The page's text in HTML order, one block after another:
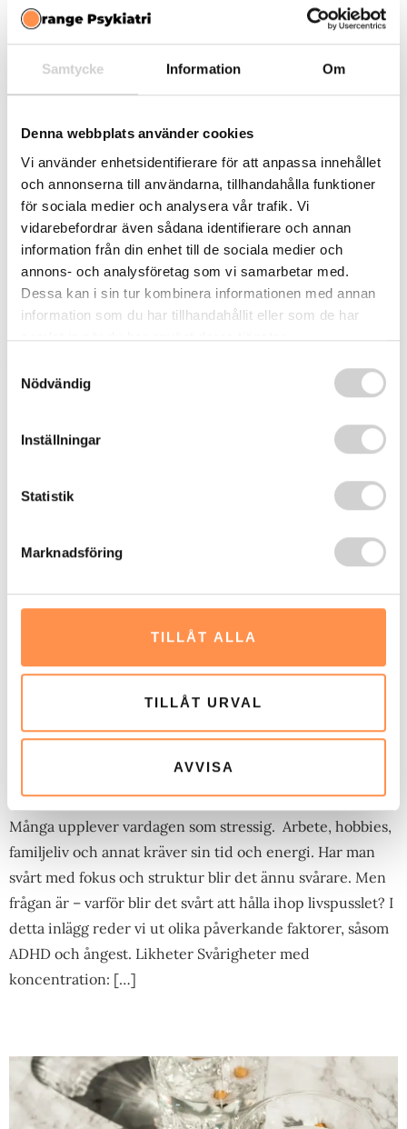
Samtycke Information Om
Denna webbplats använder cookies
Vi använder enhetsidentifierare för att anpassa innehållet
och annonserna till användarna, tillhandahålla funktioner
för sociala medier och analysera vår trafik. Vi
vidarebefordrar även sådana identifierare och annan
information från din enhet till de sociala medier och
annons- och analysföretag som vi samarbetar med.
Dessa kan i sin tur kombinera informationen med annan
information som du har tillhandahållit eller som de har
samlat in när du har använt deras tjänster.
Nödvändig
Inställningar
Statistik
Marknadsföring
TILLÅT ALLA
TILLÅT URVAL
AVVISA
Introduktion Människor med ADHD möter ofta
utmaningar i vardagen som kan påverka deras livskvalitet
problem orsakade av symtomen har man inte heller
symtom på ADHD. Studiesvårigheter
Koncentrationsproblem: Svårigheter att fokusera […]
Många upplever vardagen som stressig. Arbete, hobbies,
familjeliv och annat kräver sin tid och energi. Har man
svårt med fokus och struktur blir det ännu svårare. Men
frågan är – varför blir det svårt att hålla ihop livspusslet? I
detta inlägg reder vi ut olika påverkande faktorer, såsom
ADHD och ångest. Likheter Svårigheter med
koncentration: […]